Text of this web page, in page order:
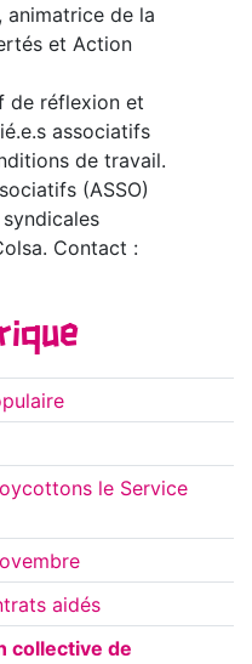
animatrice de la
et Action
de réflexion et
associatifs
de travail.
(ASSO)
Contact :
le Service
aidés
collective de